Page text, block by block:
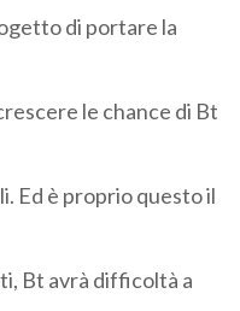
di portare la
le chance di Bt
Ed è proprio questo il
Bt avrà difficoltà a